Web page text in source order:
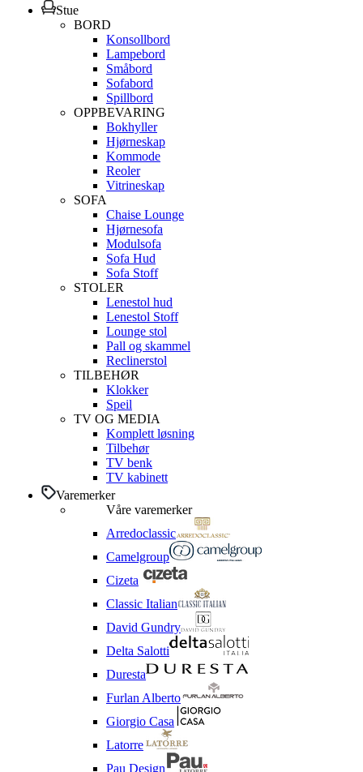
Stue
BORD
Konsollbord
Lampebord
Småbord
Sofabord
Spillbord
OPPBEVARING
Bokhyller
Hjørneskap
Kommode
Reoler
Vitrineskap
SOFA
Chaise Lounge
Hjørnesofa
Modulsofa
Sofa Hud
Sofa Stoff
STOLER
Lenestol hud
Lenestol Stoff
Lounge stol
Pall og skammel
Reclinerstol
TILBEHØR
Klokker
Speil
TV OG MEDIA
Komplett løsning
Tilbehør
TV benk
TV kabinett
Varemerker
Våre varemerker
Arredoclassic
Camelgroup
Cizeta
Classic Italian
David Gundry
Delta Salotti
Duresta
Furlan Alberto
Giorgio Casa
Latorre
Pau Design